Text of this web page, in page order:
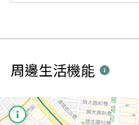
周邊生活機能